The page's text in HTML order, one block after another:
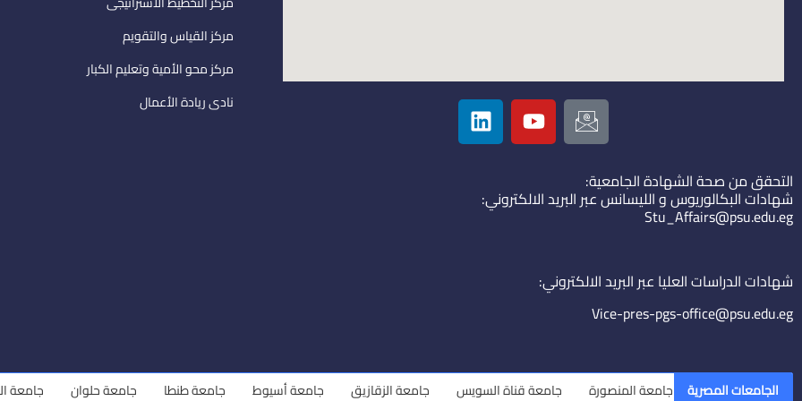
I
c
o
-
e
i
Y
o
u
u
b
L
i
n
التحقق من صحة الشهادة الجامعية:
شهادات البكالوريوس و الليسانس عبر البريد الالكتروني:
Stu_Affairs@psu.edu.eg
شهادات الدراسات العليا عبر البريد الالكتروني:
Vice-pres-pgs-office@psu.edu.eg
مركز القياس والتقويم
مركز محو الأمية وتعليم الكبار
نادى ريادة الأعمال
الجامعات المصريةجامعة المنصورة جامعة قناة السويس جامعة الزقازيق جامعة أسيوط جامعة طنطا جامعة حلوان جامعة